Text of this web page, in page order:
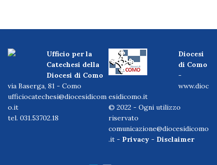
Ufficio per la
Catechesi della
Diocesi di Como
via Baserga, 81 - Como
ufficiocatechesi@diocesidicom
o.it
tel. 031.53702.18
Diocesi
di Como
-
www.dioc
esidicomo.it
© 2022 - Ogni utilizzo
riservato
comunicazione@diocesidicomo
.it - Privacy - Disclaimer